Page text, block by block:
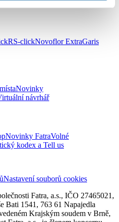
RS-clickNovoflor ExtraGaris
Novinky
návrhář
Novinky FatraVolné
kodex a Tell us
Nastavení souborů cookies
Fatra, a.s., IČO 27465021,
Bati 1541, 763 61 Napajedla
Krajským soudem v Brně,